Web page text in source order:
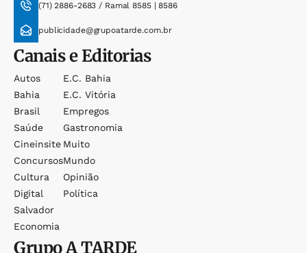
(71) 2886-2683 / Ramal 8585 | 8586
publicidade@grupoatarde.com.br
Canais e Editorias
Autos
Bahia
Brasil
Saúde
Cineinsite
Concursos
Cultura
Digital
Salvador
Economia
E.c. Bahia
E.c. Vitória
Empregos
Gastronomia
Muito
Mundo
Opinião
Política
GrupoA TARDE